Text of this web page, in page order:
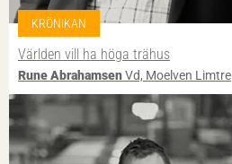
KRÖNIKAN
Världen vill ha höga trähus
Rune AbrahamsenVd, Moelven Limtre